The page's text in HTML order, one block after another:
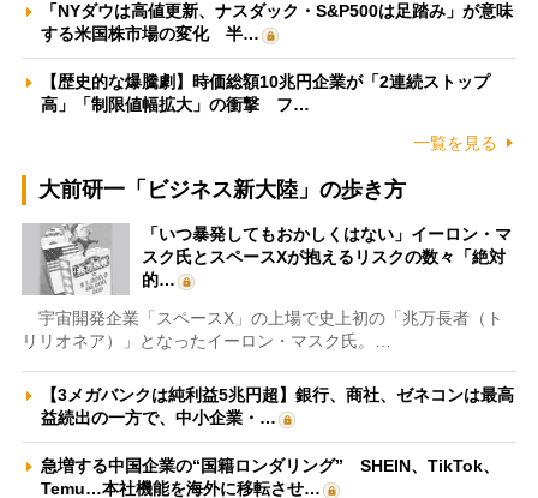
「NYダウは高値更新、ナスダック・S&P500は足踏み」が意味
する米国株市場の変化 半…
【歴史的な爆騰劇】時価総額10兆円企業が「2連続ストップ
高」「制限値幅拡大」の衝撃 フ…
一覧を見る
大前研一「ビジネス新大陸」の歩き方
「いつ暴発してもおかしくはない」イーロン・マ
スク氏とスペースXが抱えるリスクの数々「絶対
的…
宇宙開発企業「スペースX」の上場で史上初の「兆万長者（ト
リリオネア）」となったイーロン・マスク氏。…
【3メガバンクは純利益5兆円超】銀行、商社、ゼネコンは最高
益続出の一方で、中小企業・…
急増する中国企業の“国籍ロンダリング” SHEIN、TikTok、
Temu…本社機能を海外に移転させ…